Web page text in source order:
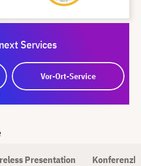
Services
Vor-Ort-Service
Presentation